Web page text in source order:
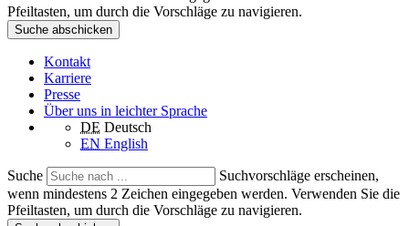
Pfeiltasten, um durch die Vorschläge zu navigieren.
Suche abschicken
Kontakt
Karriere
Presse
Über uns in leichter Sprache
DE Deutsch
EN English
Suche
Suchvorschläge erscheinen,
wenn mindestens 2 Zeichen eingegeben werden. Verwenden Sie die
Pfeiltasten, um durch die Vorschläge zu navigieren.